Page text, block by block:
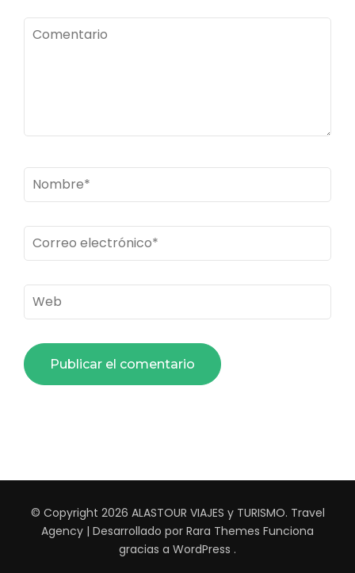
Comentario
Nombre*
Correo
electrónico*
Web
© Copyright 2026 ALASTOUR VIAJES y TURISMO. Travel
Agency | Desarrollado por Rara Themes Funciona
gracias a WordPress .